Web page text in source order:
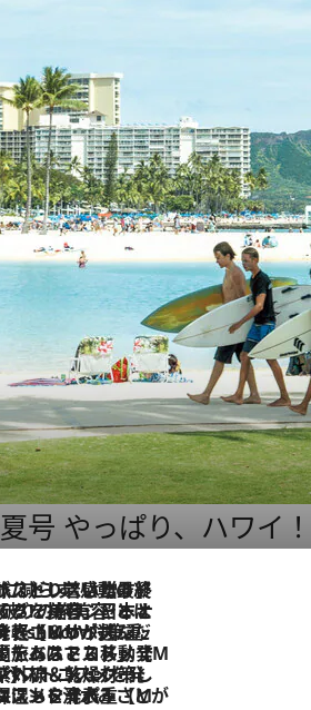
号 やっぱり、ハワイ
美容ジャーナリストが提案する“掟破りの旅美容”とは
サイズジップ】